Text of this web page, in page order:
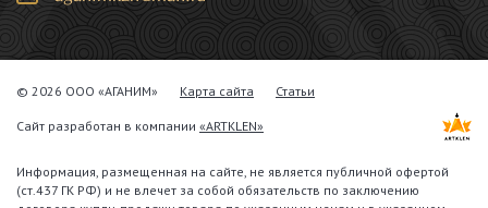
© 2026 ООО «АГАНИМ» Карта сайта Статьи
Сайт разработан в компании «ARTKLEN»
Информация, размещенная на сайте, не является публичной офертой
(ст.437 ГК РФ) и не влечет за собой обязательств по заключению